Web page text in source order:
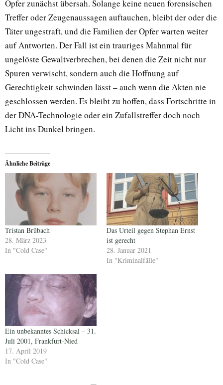
Opfer zunächst übersah. Solange keine neuen forensischen
Treffer oder Zeugenaussagen auftauchen, bleibt der oder die
Täter ungestraft, und die Familien der Opfer warten weiter
auf Antworten. Der Fall ist ein trauriges Mahnmal für
ungelöste Gewaltverbrechen, bei denen die Zeit nicht nur
Spuren verwischt, sondern auch die Hoffnung auf
Gerechtigkeit schwinden lässt – auch wenn die Akten nie
geschlossen werden. Es bleibt zu hoffen, dass Fortschritte in
der DNA-Technologie oder ein Zufallstreffer doch noch
Licht ins Dunkel bringen.
Ähnliche Beiträge
Tristan Brübach
28. März 2023
In "Cold Case"
Das Urteil gegen Stephan Ernst
ist gerecht
28. Januar 2021
In "Kriminalfälle"
Ein unbekanntes Schicksal – 31.
Juli 2001, Frankfurt-Nied
17. April 2019
In "Cold Case"